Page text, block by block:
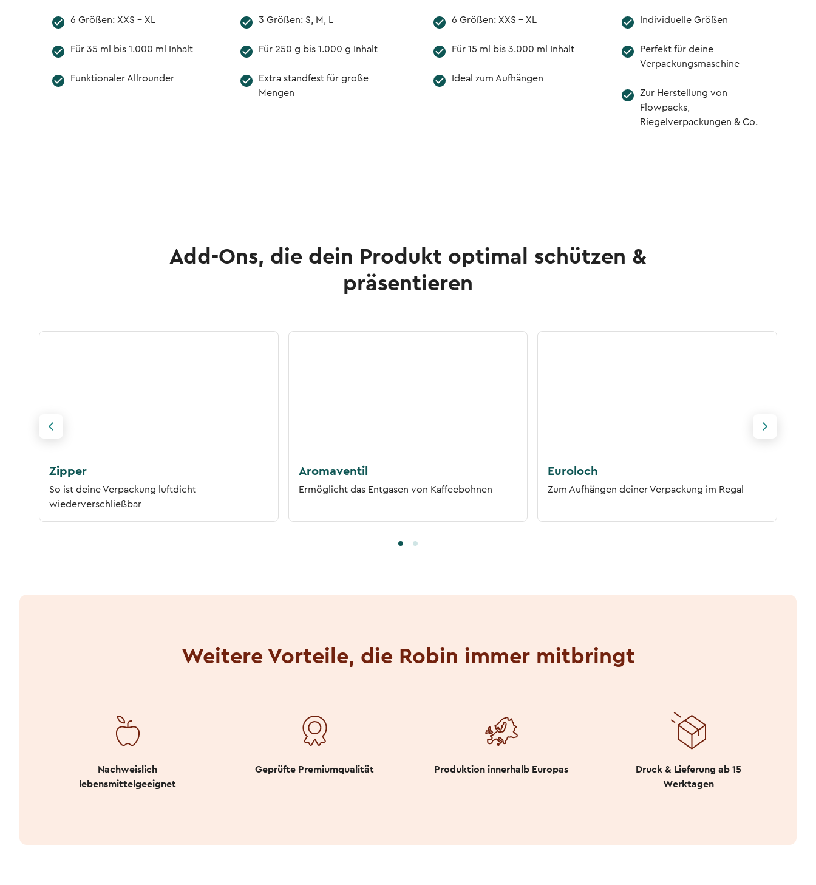
6 Größen: XXS - XL
Für 35 ml bis 1.000 ml Inhalt
Funktionaler Allrounder
3 Größen: S, M, L
Für 250 g bis 1.000 g Inhalt
Extra standfest für große
Mengen
6 Größen: XXS - XL
Für 15 ml bis 3.000 ml Inhalt
Ideal zum Aufhängen
Individuelle Größen
Perfekt für deine
Verpackungsmaschine
Zur Herstellung von
Flowpacks,
Riegelverpackungen & Co.
Add-Ons, die dein Produkt optimal schützen &
präsentieren
Zipper
So ist deine Verpackung luftdicht
wiederverschließbar
Aromaventil
Ermöglicht das Entgasen von Kaffeebohnen
Euroloch
Zum Aufhängen deiner Verpackung im Regal
Weitere Vorteile, die Robin immer mitbringt
Nachweislich
lebensmittelgeeignet
Geprüfte Premiumqualität Produktion innerhalb Europas
Druck & Lieferung ab 15
Werktagen